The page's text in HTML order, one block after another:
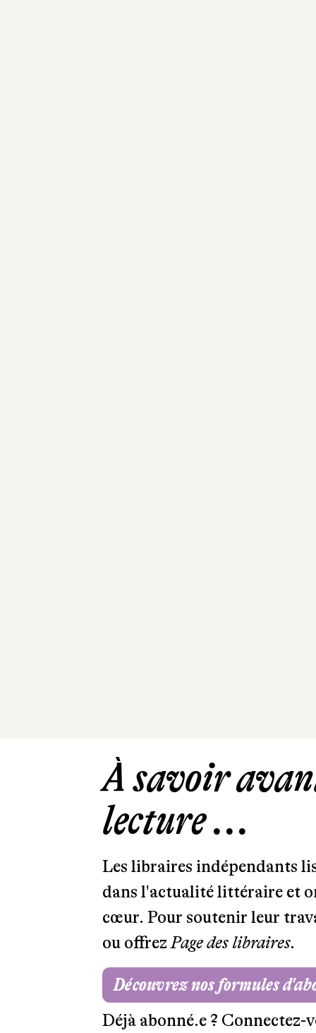
À savoir
lecture ...
Les libraires indépendants
dans l'actualité littéraire et
cœur. Pour soutenir leur
ou offrezPage des libraires.
Découvrez nos formules
Déjà abonné.e ? Connectez-